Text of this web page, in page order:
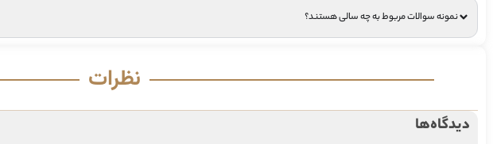
نمونه سوالات مربوط به چه سالی هستند؟
نظرات
دیدگاه‌ها